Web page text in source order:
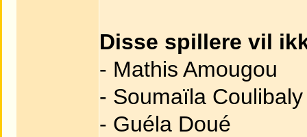
Disse spillere vil
- Mathis Amougou
- Soumaïla Coulibaly
- Guéla Doué